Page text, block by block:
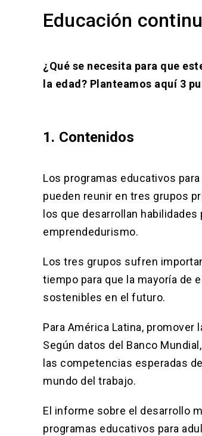
Educación
¿Qué se necesita para que
la edad? Planteamos aquí 3
1. Contenidos
Los programas educativos
pueden reunir en tres grupos
los que desarrollan
emprendedurismo.
Los tres grupos sufren
tiempo para que la mayoría de
sostenibles en el futuro.
Para América Latina,
Según datos del Banco Mundial,
las competencias esperadas
mundo del trabajo.
El informe sobre el desarrollo
programas educativos para